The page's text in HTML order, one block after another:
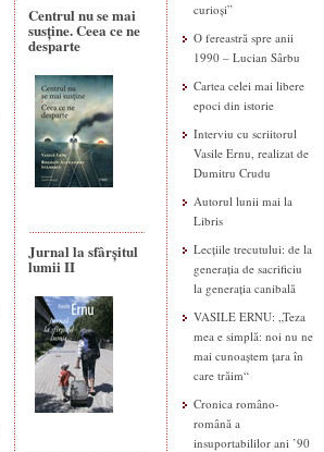
Centrul nu se mai
susține. Ceea ce ne
desparte
Jurnal la sfârșitul
lumii II
curioși”
O fereastră spre anii
1990 – Lucian Sârbu
Cartea celei mai libere
epoci din istorie
Interviu cu scriitorul
Vasile Ernu, realizat de
Dumitru Crudu
Autorul lunii mai la
Libris
Lecțiile trecutului: de la
generația de sacrificiu
la generația canibală
VASILE ERNU: „Teza
mea e simplă: noi nu ne
mai cunoaștem țara în
care trăim“
Cronica româno-
română a
insuportabililor ani ’90